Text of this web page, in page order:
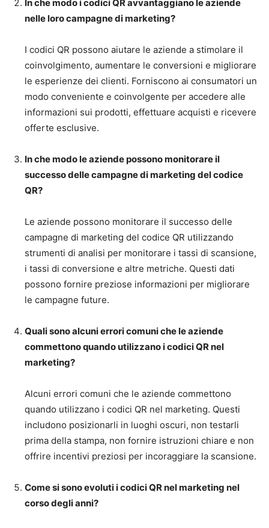
In che modo i codici QR avvantaggiano le aziende
nelle loro campagne di marketing?
I codici QR possono aiutare le aziende a stimolare il
coinvolgimento, aumentare le conversioni e migliorare
le esperienze dei clienti. Forniscono ai consumatori un
modo conveniente e coinvolgente per accedere alle
informazioni sui prodotti, effettuare acquisti e ricevere
offerte esclusive.
In che modo le aziende possono monitorare il
successo delle campagne di marketing del codice
QR?
Le aziende possono monitorare il successo delle
campagne di marketing del codice QR utilizzando
strumenti di analisi per monitorare i tassi di scansione,
i tassi di conversione e altre metriche. Questi dati
possono fornire preziose informazioni per migliorare
le campagne future.
Quali sono alcuni errori comuni che le aziende
commettono quando utilizzano i codici QR nel
marketing?
Alcuni errori comuni che le aziende commettono
quando utilizzano i codici QR nel marketing. Questi
includono posizionarli in luoghi oscuri, non testarli
prima della stampa, non fornire istruzioni chiare e non
offrire incentivi preziosi per incoraggiare la scansione.
Come si sono evoluti i codici QR nel marketing nel
corso degli anni?